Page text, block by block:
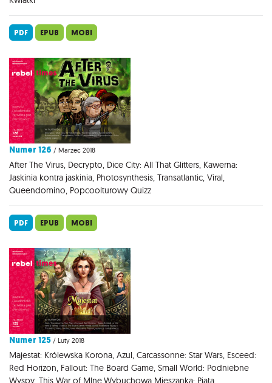
PDF EPUB MOBI
Numer 126 / Marzec 2018
After The Virus, Decrypto, Dice City: All That Glitters, Kawerna:
Jaskinia kontra jaskinia, Photosynthesis, Transatlantic, Viral,
Queendomino, Popcoolturowy Quizz
PDF EPUB MOBI
Numer 125 / Luty 2018
Majestat: Królewska Korona, Azul, Carcassonne: Star Wars, Esceed:
Red Horizon, Fallout: The Board Game, Small World: Podniebne
Wyspy, This War of MIne,Wybuchowa Mieszanka: Piąta